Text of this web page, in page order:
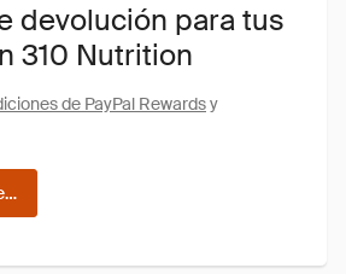
devolución para tus
310 Nutrition
de PayPal Rewardsy